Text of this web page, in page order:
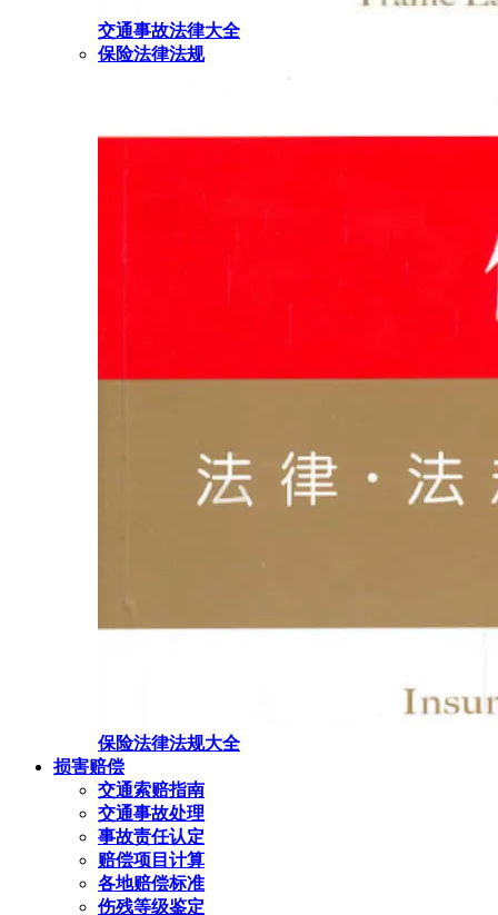
交通事故法律大全
保险法律法规
保险法律法规大全
损害赔偿
交通索赔指南
交通事故处理
事故责任认定
赔偿项目计算
各地赔偿标准
伤残等级鉴定